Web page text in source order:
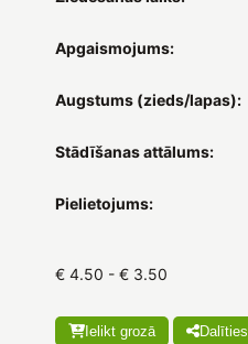
Apgaismojums:
Augstums (zieds/lapas):
Stādīšanas attālums:
Pielietojums:
€ 4.50 - € 3.50
Ielikt grozā Dalīties